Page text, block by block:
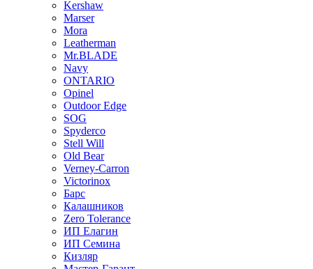
Kershaw
Marser
Mora
Leatherman
Mr.BLADE
Navy
ONTARIO
Opinel
Outdoor Edge
SOG
Spyderco
Stell Will
Old Bear
Verney-Carron
Victorinox
Барс
Калашников
Zero Tolerance
ИП Елагин
ИП Семина
Кизляр